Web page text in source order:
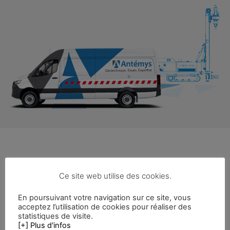
Zone intervention
Vous souhaitez une étude préalable à
l’installation d’un assainissement
Ce site web utilise des cookies.
En poursuivant votre navigation sur ce site, vous
acceptez l’utilisation de cookies pour réaliser des
statistiques de visite.
[+] Plus d'infos